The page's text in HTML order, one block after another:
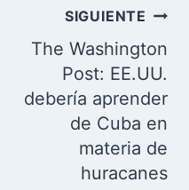
SIGUIENTE
The Washington
Post: EE.UU.
debería aprender
de Cuba en
materia de
huracanes